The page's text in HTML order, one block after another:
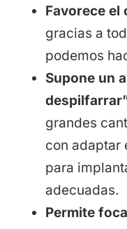
Favorece el
gracias a
podemos
Supone un
grandes
con adaptar
para
adecuadas.
Permite